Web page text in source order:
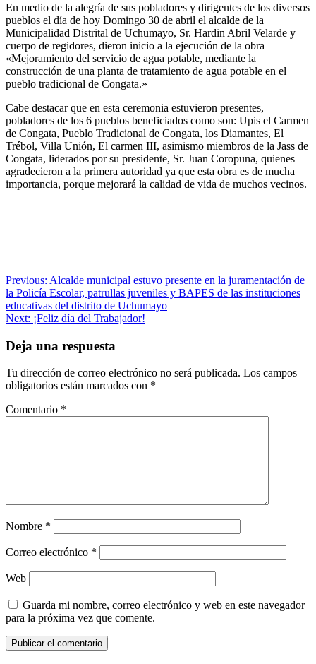
En medio de la alegría de sus pobladores y dirigentes de los diversos
pueblos el día de hoy Domingo 30 de abril el alcalde de la
Municipalidad Distrital de Uchumayo, Sr. Hardin Abril Velarde y
cuerpo de regidores, dieron inicio a la ejecución de la obra
«Mejoramiento del servicio de agua potable, mediante la
construcción de una planta de tratamiento de agua potable en el
pueblo tradicional de Congata.»
Cabe destacar que en esta ceremonia estuvieron presentes,
pobladores de los 6 pueblos beneficiados como son: Upis el Carmen
de Congata, Pueblo Tradicional de Congata, los Diamantes, El
Trébol, Villa Unión, El carmen III, asimismo miembros de la Jass de
Congata, liderados por su presidente, Sr. Juan Coropuna, quienes
agradecieron a la primera autoridad ya que esta obra es de mucha
importancia, porque mejorará la calidad de vida de muchos vecinos.
Navegación
de
entradas
Previous: Alcalde municipal estuvo presente en la juramentación de
la Policía Escolar, patrullas juveniles y BAPES de las instituciones
educativas del distrito de Uchumayo
Next: ¡Feliz día del Trabajador!
Deja una respuesta
Tu dirección de correo electrónico no será publicada. Los campos
obligatorios están marcados con *
Comentario *
Nombre *
Correo electrónico *
Web
Guarda mi nombre, correo electrónico y web en este navegador
para la próxima vez que comente.